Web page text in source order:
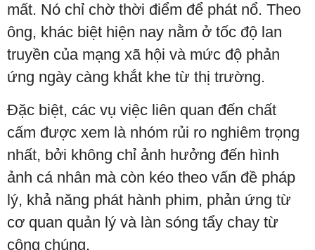
mất. Nó chỉ chờ thời điểm để phát nổ. Theo
ông, khác biệt hiện nay nằm ở tốc độ lan
truyền của mạng xã hội và mức độ phản
ứng ngày càng khắt khe từ thị trường.
Đặc biệt, các vụ việc liên quan đến chất
cấm được xem là nhóm rủi ro nghiêm trọng
nhất, bởi không chỉ ảnh hưởng đến hình
ảnh cá nhân mà còn kéo theo vấn đề pháp
lý, khả năng phát hành phim, phản ứng từ
cơ quan quản lý và làn sóng tẩy chay từ
công chúng.